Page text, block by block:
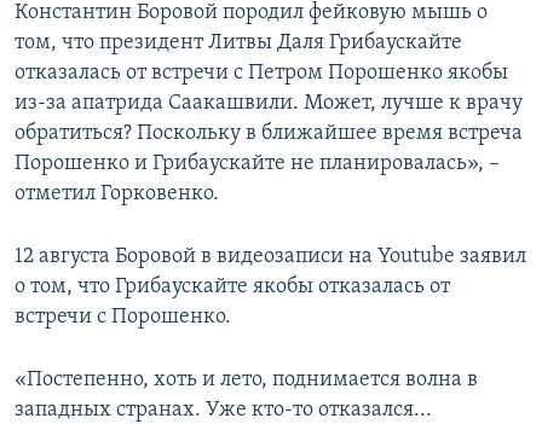
Константин Боровой породил фейковую мышь о
том, что президент Литвы Даля Грибаускайте
отказалась от встречи с Петром Порошенко якобы
из-за апатрида Саакашвили. Может, лучше к врачу
обратиться? Поскольку в ближайшее время встреча
Порошенко и Грибаускайте не планировалась», –
отметил Горковенко.
12 августа Боровой в видеозаписи на Youtube заявил
о том, что Грибаускайте якобы отказалась от
встречи с Порошенко.
«Постепенно, хоть и лето, поднимается волна в
западных странах. Уже кто-то отказался...